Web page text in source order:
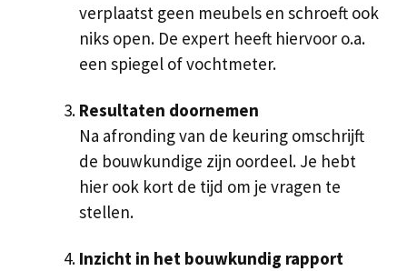
verplaatst geen meubels en schroeft ook
niks open. De expert heeft hiervoor o.a.
een spiegel of vochtmeter.
Resultaten doornemen
Na afronding van de keuring omschrijft
de bouwkundige zijn oordeel. Je hebt
hier ook kort de tijd om je vragen te
stellen.
Inzicht in het bouwkundig rapport